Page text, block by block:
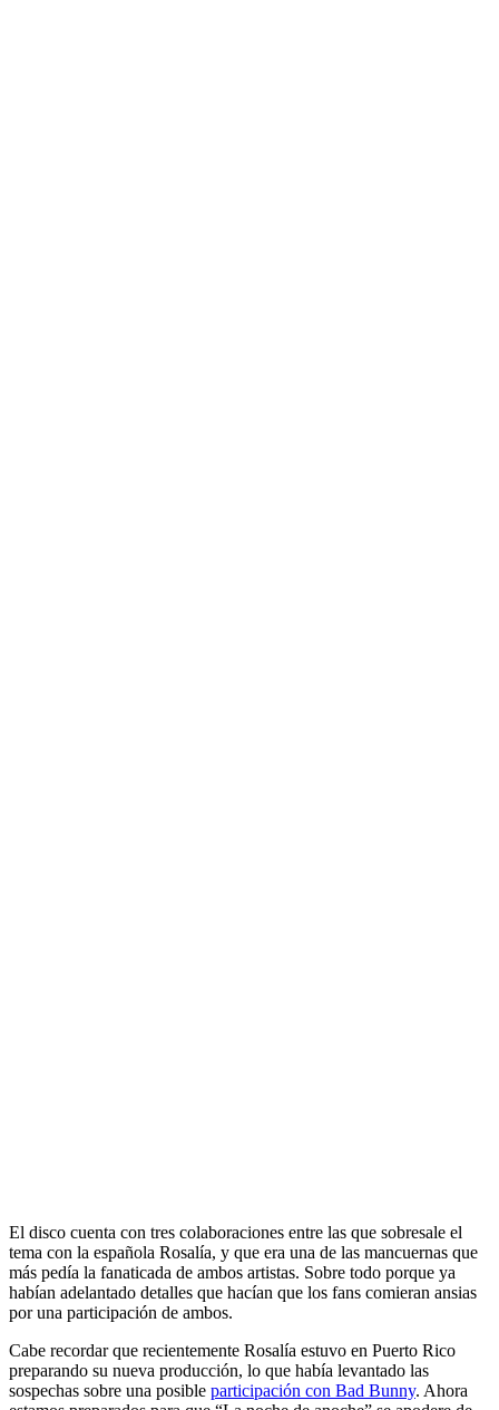
El disco cuenta con tres colaboraciones entre las que sobresale el
tema con la española Rosalía, y que era una de las mancuernas que
más pedía la fanaticada de ambos artistas. Sobre todo porque ya
habían adelantado detalles que hacían que los fans comieran ansias
por una participación de ambos.
Cabe recordar que recientemente Rosalía estuvo en Puerto Rico
preparando su nueva producción, lo que había levantado las
sospechas sobre una posible participación con Bad Bunny. Ahora